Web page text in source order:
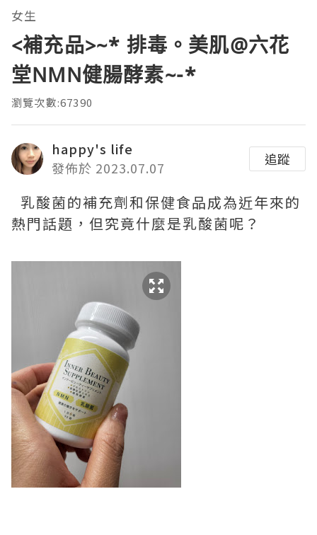
女生
<補充品>~* 排毒。美肌@六花
堂NMN健腸酵素~-*
瀏覽次數:67390
happy's life
發佈於 2023.07.07
追蹤
乳酸菌的補充劑和保健食品成為近年來的
熱門話題，但究竟什麼是乳酸菌呢？